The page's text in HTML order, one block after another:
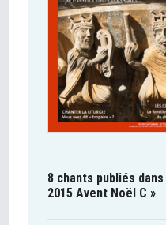
8 chants publiés
2015 Avent Noël C »